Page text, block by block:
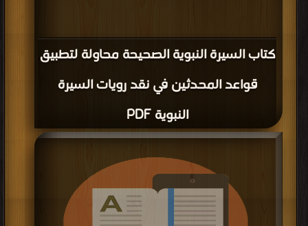
كتاب السيرة النبوية الصحيحة محاولة لتطبيق
قواعد المحدثين في نقد رويات السيرة
النبوية PDF